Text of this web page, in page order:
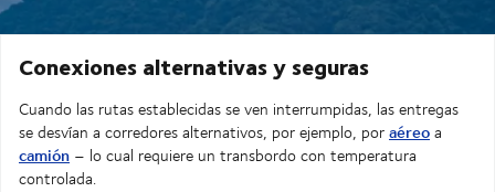
Conexiones alternativas y seguras
Cuando las rutas establecidas se ven interrumpidas, las entregas
se desvían a corredores alternativos, por ejemplo, poraéreoa
camión – lo cual requiere un transbordo con temperatura
controlada.